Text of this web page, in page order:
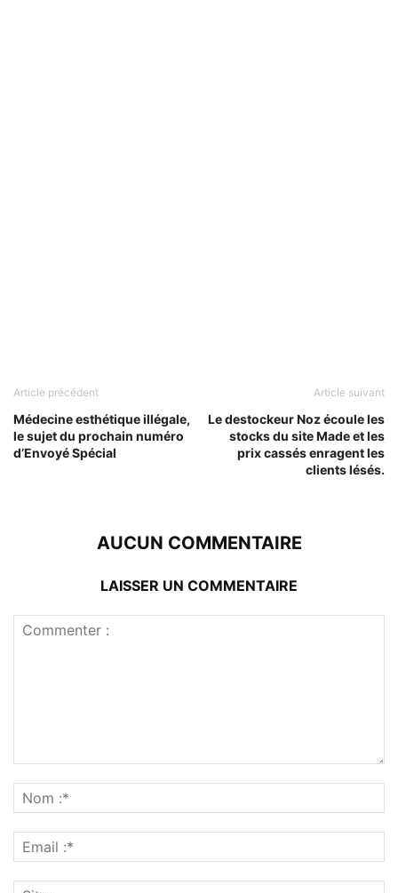
Article précédent
Médecine esthétique illégale,
le sujet du prochain numéro
d’Envoyé Spécial
Article suivant
Le destockeur Noz écoule les
stocks du site Made et les
prix cassés enragent les
clients lésés.
AUCUN COMMENTAIRE
LAISSER UN COMMENTAIRE